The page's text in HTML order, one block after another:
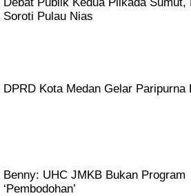
Soroti Pulau Nias
DPRD Kota Medan Gelar Paripurna
Benny: UHC JMKB Bukan Program
‘Pembodohan’